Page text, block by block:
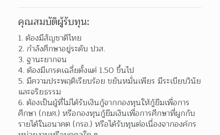
คุณสมบัติผู้รับทุน:
1. ต้องมีสัญชาติไทย
2. กำลังศึกษาอยู่ระดับ ปวส.
3. ฐานะยากจน
4. ต้องมีเกรดเฉลี่ยตั้งแต่ 1.50 ขึ้นไป
5. มีความประพฤติเรียบร้อย ขยันหมั่นเพียร มีระเบียบวินัย
และจริยธรรม
6. ต้องเป็นผู้ที่ไม่ได้รับเงินกู้จากกองทุนให้กู้ยืมเพื่อการ
ศึกษา (กยศ.) หรือกองทุนกู้ยืมเงินเพื่อการศึกษาที่ผูกกับ
รายได้ในอนาคต (กรอ.) หรือได้รับทุนต่อเนื่องจากองค์กร